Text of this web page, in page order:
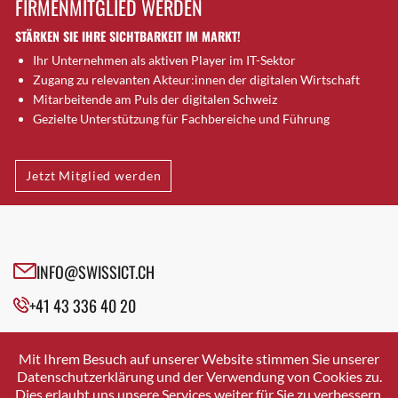
Brütten
Bubendorf
Bubikon
Buchs (SG)
Burgdorf
Bülach
Cazis
Cham
Davos Platz
Davos Platz 1
Dietikon
Dietlikon
FIRMENMITGLIED WERDEN
STÄRKEN SIE IHRE SICHTBARKEIT IM MARKT!
Ihr Unternehmen als aktiven Player im IT-Sektor
Zugang zu relevanten Akteur:innen der digitalen Wirtschaft
Mitarbeitende am Puls der digitalen Schweiz
Gezielte Unterstützung für Fachbereiche und Führung
Jetzt Mitglied werden
INFO@SWISSICT.CH
+41 43 336 40 20
SWISSICT
VULKANSTRASSE 120
8048 ZURICH
Mit Ihrem Besuch auf unserer Website stimmen Sie unserer
Datenschutzerklärung und der Verwendung von Cookies zu.
Dies erlaubt uns unsere Services weiter für Sie zu verbessern.